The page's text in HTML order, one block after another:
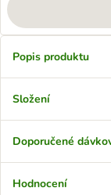
Popis produktu
Složení
Doporučené
Hodnocení